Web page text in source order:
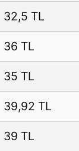
32,5 TL
36 TL
35 TL
39,92 TL
39 TL